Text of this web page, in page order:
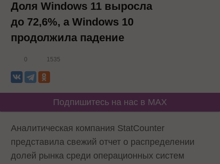
Доля Windows 11 выросла
до 72,6%, а Windows 10
продолжила падение
0 1535
Подпишитесь на нас в MAX
Аналитическая компания StatCounter
представила свежий отчет о распределении
долей рынка среди операционных систем